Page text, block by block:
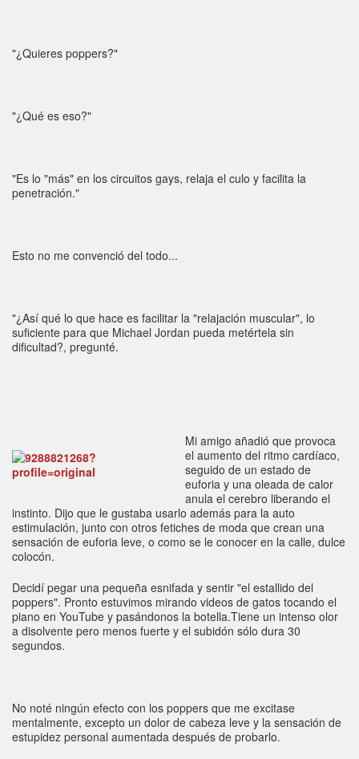
"¿Quieres poppers?"
"¿Qué es eso?"
"Es lo "más" en los circuitos gays, relaja el culo y facilita la
penetración."
Esto no me convenció del todo...
"¿Así qué lo que hace es facilitar la "relajación muscular", lo
suficiente para que Michael Jordan pueda metértela sin
dificultad?, pregunté.
Mi amigo añadió que provoca
el aumento del ritmo cardíaco,
seguido de un estado de
euforia y una oleada de calor
anula el cerebro liberando el
instinto. Dijo que le gustaba usarlo además para la auto
estimulación, junto con otros fetiches de moda que crean una
sensación de euforia leve, o como se le conocer en la calle, dulce
colocón.
Decidí pegar una pequeña esnifada y sentir "el estallido del
poppers". Pronto estuvimos mirando videos de gatos tocando el
piano en YouTube y pasándonos la botella.Tiene un intenso olor
a disolvente pero menos fuerte y el subidón sólo dura 30
segundos.
No noté ningún efecto con los poppers que me excitase
mentalmente, excepto un dolor de cabeza leve y la sensación de
estupidez personal aumentada después de probarlo.